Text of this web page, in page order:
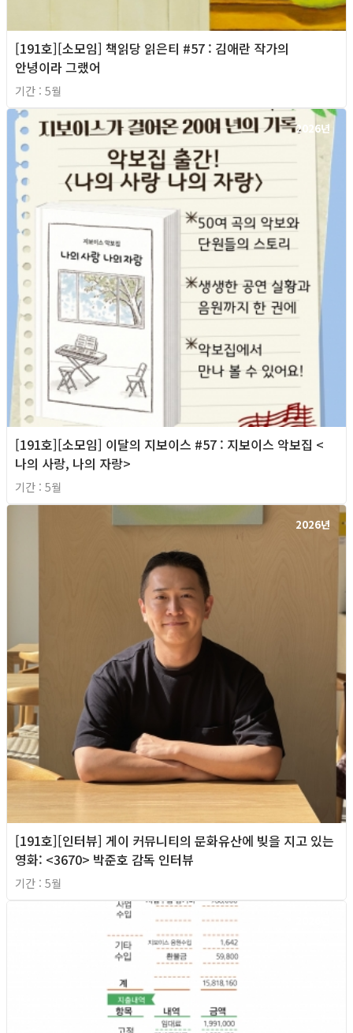
[191호][소모임] 책읽당 읽은티 #57 : 김애란 작가의
안녕이라 그랬어
기간 : 5월
2026년
[191호][소모임] 이달의 지보이스 #57 : 지보이스 악보집 <
나의 사랑, 나의 자랑>
기간 : 5월
2026년
[191호][인터뷰] 게이 커뮤니티의 문화유산에 빚을 지고 있는
영화: <3670> 박준호 감독 인터뷰
기간 : 5월